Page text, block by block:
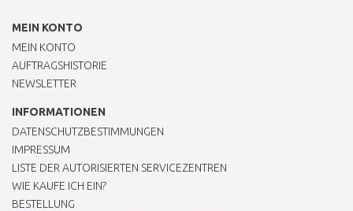
MEIN KONTO
MEIN KONTO
AUFTRAGSHISTORIE
NEWSLETTER
INFORMATIONEN
DATENSCHUTZBESTIMMUNGEN
IMPRESSUM
LISTE DER AUTORISIERTEN SERVICEZENTREN
WIE KAUFE ICH EIN?
BESTELLUNG